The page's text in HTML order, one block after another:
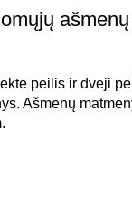
peilis ir dveji
Ašmenų